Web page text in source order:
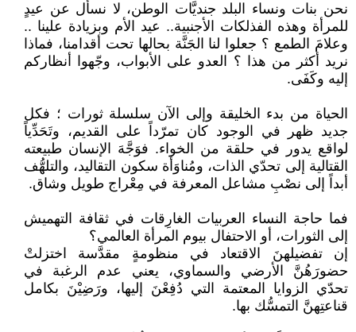
نحن بنات ونساء البلد جنديَّات الوطن، لا نسأل عن عيدٍ
للمرأة وهذه الفذلكات الأجنبية.. عيد الأم وبزيادة علينا ..
وعلامَ الطمع ؟ جعلوا لنا الجَنَّة بحالها تحت أقدامنا، فماذا
نريد أكثر من هذا ؟ العدو على الأبواب، وجّهوا أنظاركم
إليه وكَفَى.
الحياة من بدء الخليقة وإلى الآن سلسلة ثورات ؛ فكل
جديد ظهر في الوجود كان تمرّداً على القديم، وتَحَدِّياً
لواقع يدور في حلقة من الخواء. فوَجَّهَ الإنسان طبيعته
القتالية إلى تحدّي الذات، ومُناوَأة سكون التقاليد، والتلهُّف
أبداً إلى نصْبِ مشاعل المعرفة في مِعْراج طويل وشاق.
فما حاجة النساء العربيات الغارِقات في ثقافة التهميش
إلى الثورات، أو الاحتفال بيوم المرأة العالمي؟
إن تفضيلهنَ الاقتعاد في منظومةٍ مقدَّسة اختزلتْ
حضورَهُنَّ الأرضي والسماوي، يعني عدم الرغبة في
تحدّي الزوايا المعتمة التي دُفِعْنَ إليها، ورَضِيْنَ بكامل
قناعتِهنَّ التمسُّك بها.